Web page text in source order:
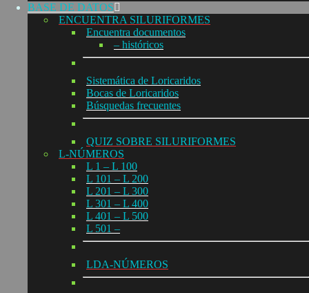
BASE DE DATOS
ENCUENTRA SILURIFORMES
Encuentra documentos
– históricos
Sistemática de Loricaridos
Bocas de Loricaridos
Búsquedas frecuentes
QUIZ SOBRE SILURIFORMES
L-NÚMEROS
L 1 – L 100
L 101 – L 200
L 201 – L 300
L 301 – L 400
L 401 – L 500
L 501 –
LDA-NÚMEROS